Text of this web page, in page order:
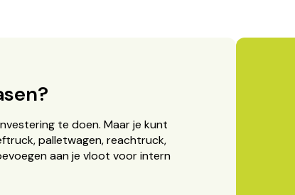
te doen. Maar je kunt
palletwagen, reachtruck,
aan je vloot voor intern